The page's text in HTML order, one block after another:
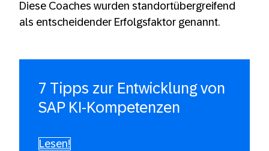
Diese Coaches wurden standortübergreifend
als entscheidender Erfolgsfaktor genannt.
7 Tipps zur Entwicklung von
SAP KI-Kompetenzen
Lesen!